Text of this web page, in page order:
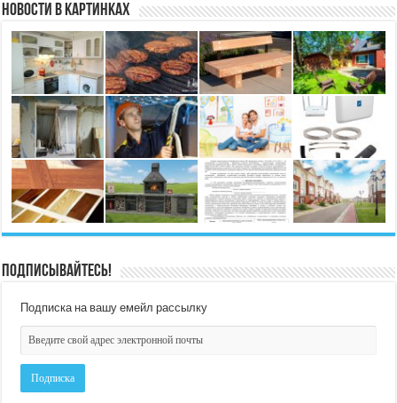
Новости в картинках
Подписывайтесь!
Подписка на вашу емейл рассылку